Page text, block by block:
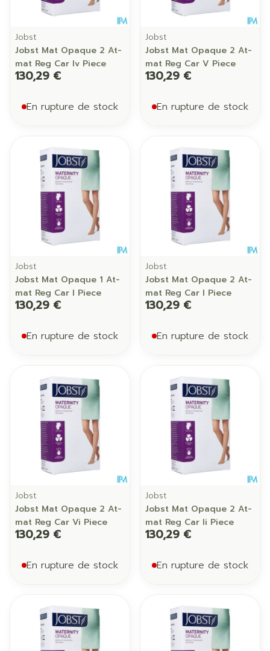
Jobst
Jobst Mat Opaque 2 At-
mat Reg Car Iv Piece
130,29 €
En rupture de stock
Jobst
Jobst Mat Opaque 2 At-
mat Reg Car V Piece
130,29 €
En rupture de stock
Jobst
Jobst Mat Opaque 1 At-
mat Reg Car I Piece
130,29 €
En rupture de stock
Jobst
Jobst Mat Opaque 2 At-
mat Reg Car I Piece
130,29 €
En rupture de stock
Jobst
Jobst Mat Opaque 2 At-
mat Reg Car Vi Piece
130,29 €
En rupture de stock
Jobst
Jobst Mat Opaque 2 At-
mat Reg Car Ii Piece
130,29 €
En rupture de stock